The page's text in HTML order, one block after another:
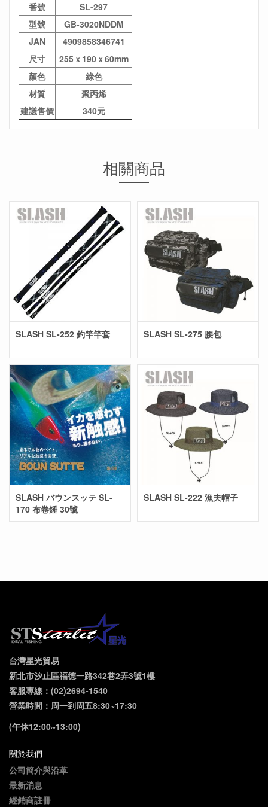
番號
SL-297
型號
GB-3020NDDM
JAN
4909858346741
尺寸
255ｘ190ｘ60mm
顏色
綠色
材質
聚丙烯
建議售價
340元
相關商品
SLASH SL-252 釣竿竿套 SLASH SL-275 腰包
SLASH バウンスッテ SL-
170 布卷錘 30號
SLASH SL-222 漁夫帽子
台灣星光貿易
新北市汐止區福德一路342巷2弄3號1樓
客服專線：(02)2694-1540
營業時間：周一到周五8:30~17:30
(午休12:00~13:00)
關於我們
公司簡介與沿革
最新消息
經銷商註冊